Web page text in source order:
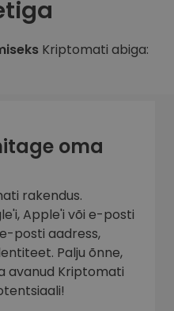
Kriptomati abiga:
oma
rakendus.
Apple'i või e-posti
posti aadress,
Palju õnne,
avanud Kriptomati